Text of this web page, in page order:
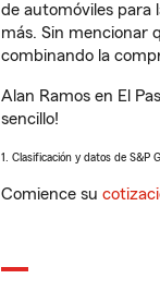
de automóviles para
más. Sin mencionar
combinando la
Alan Ramos en El
sencillo!
1. Clasificación y datos de S&P
Comience su